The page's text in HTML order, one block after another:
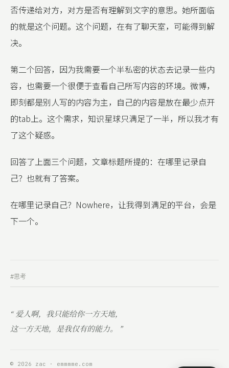
否传递给对方，对方是否有理解到文字的意思。她所面临
的就是这个问题。这个问题，在有了聊天室，可能得到解
决。
第二个回答，因为我需要一个半私密的状态去记录一些内
容，也需要一个很便于查看自己所写内容的环境。微博，
即刻都是别人写的内容为主，自己的内容是放在最少点开
的tab上。这个需求，知识星球只满足了一半，所以我才有
了这个疑惑。
回答了上面三个问题，文章标题所提的：在哪里记录自
己？也就有了答案。
在哪里记录自己？Nowhere，让我得到满足的平台，会是
下一个。
#思考
“ 爱人啊，我只能给你一方天地，
这一方天地，是我仅有的能力。 ”
© 2026 zac · emmmme.com